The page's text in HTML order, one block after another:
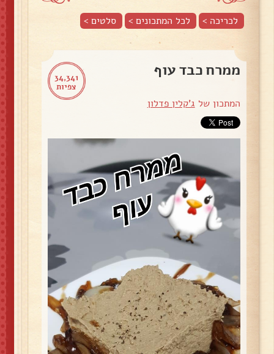
לכריכה > לכל המתכונים > סלטים>
34,341
צפיות
ממרח כבד עוף
המתכון של ג'קלין פדלון